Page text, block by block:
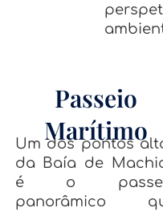
Passeio
Marítimo
Um dos pontos
da Baía de
é o
panorâmico